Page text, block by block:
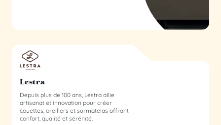
Lestra membre du collectif
Lestra
Depuis plus de 100 ans, Lestra allie
artisanat et innovation pour créer
couettes, oreillers et surmatelas offrant
confort, qualité et sérénité.